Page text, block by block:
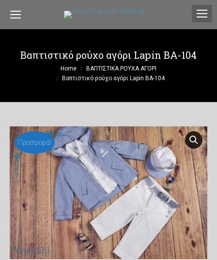
Βαπτιστικό ρούχο αγόρι Lapin BA-104
Home
ΒΑΠΤΙΣΤΙΚΑ ΡΟΥΧΑ ΑΓΟΡΙ
Βαπτιστικό ρούχο αγόρι Lapin BA-104
Προσφορά!